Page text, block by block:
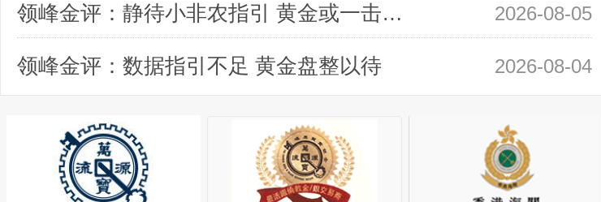
领峰金评：静待小非农指引 黄金或一击破局 2026-08-05
领峰金评：数据指引不足 黄金盘整以待 2026-08-04